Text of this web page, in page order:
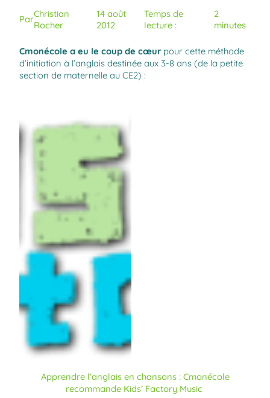
ParChristian
Rocher
14 août
2012
Temps de
lecture :
2
minutes
Cmonécole a eu le coup de cœur pour cette méthode
d’initiation à l’anglais destinée aux 3-8 ans (de la petite
section de maternelle au CE2) :
Apprendre l’anglais en chansons : Cmonécole
recommande Kids’ Factory Music